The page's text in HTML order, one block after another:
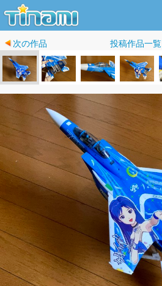
次の作品 投稿作品一覧